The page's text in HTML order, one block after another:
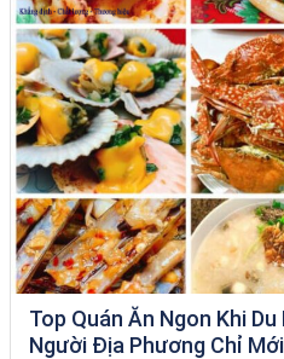
Top Quán Ăn Ngon Khi
Người Địa Phương Chỉ